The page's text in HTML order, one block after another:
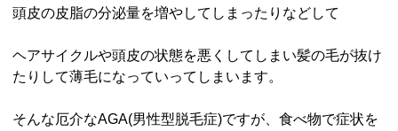
頭皮の皮脂の分泌量を増やしてしまったりなどして
ヘアサイクルや頭皮の状態を悪くしてしまい髪の毛が抜け
たりして薄毛になっていってしまいます。
そんな厄介なAGA(男性型脱毛症)ですが、食べ物で症状を